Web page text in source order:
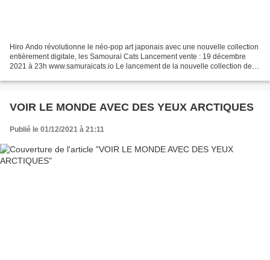
Hiro Ando révolutionne le néo-pop art japonais avec une nouvelle collection
entièrement digitale, les Samouraï Cats Lancement vente : 19 décembre
2021 à 23h www.samuraicats.io Le lancement de la nouvelle collection de
VOIR LE MONDE AVEC DES YEUX ARCTIQUES
Publié le 01/12/2021 à 21:11